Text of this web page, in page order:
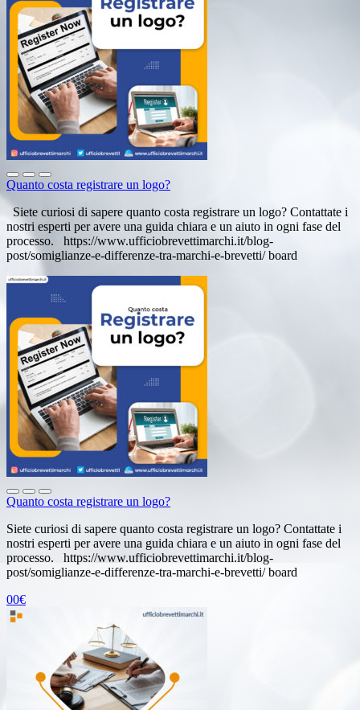
Quanto costa registrare un logo?
Siete curiosi di sapere quanto costa registrare un logo? Contattate i
nostri esperti per avere una guida chiara e un aiuto in ogni fase del
processo. https://www.ufficiobrevettimarchi.it/blog-
post/somiglianze-e-differenze-tra-marchi-e-brevetti/ board
Quanto costa registrare un logo?
Siete curiosi di sapere quanto costa registrare un logo? Contattate i
nostri esperti per avere una guida chiara e un aiuto in ogni fase del
processo. https://www.ufficiobrevettimarchi.it/blog-
post/somiglianze-e-differenze-tra-marchi-e-brevetti/ board
00€